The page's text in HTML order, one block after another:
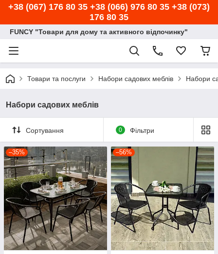
+38 (067) 176 80 35 +38 (066) 976 80 35 +38 (073)
176 80 35
FUNCY "Товари для дому та активного відпочинку"
Товари та послуги Набори садових меблів Набори
Набори садових меблів
Сортування 0 Фільтри
–35% –56%